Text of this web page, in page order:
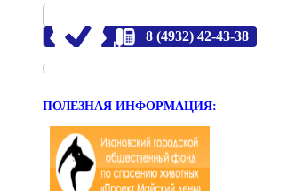
8 (4932) 42-43-38
ПОЛЕЗНАЯ ИНФОРМАЦИЯ: